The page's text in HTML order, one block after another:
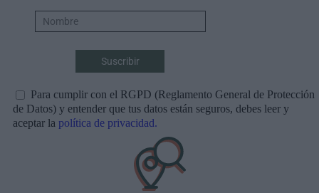
Para cumplir con el RGPD (Reglamento General de Protección
de Datos) y entender que tus datos están seguros, debes leer y
aceptar la política de privacidad.